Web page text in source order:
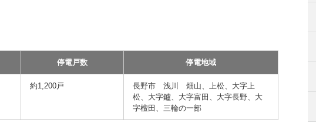
停電戸数 停電地域
約1,200戸
長野市 浅川 畑山、上松、大字上
松、大字鑪、大字富田、大字長野、大
字檀田、三輪の一部